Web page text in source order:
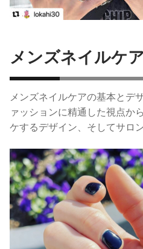
メンズネイルケ
メンズネイルケアの基本とデ
ァッションに精通した視点か
ケするデザイン、そしてサロ